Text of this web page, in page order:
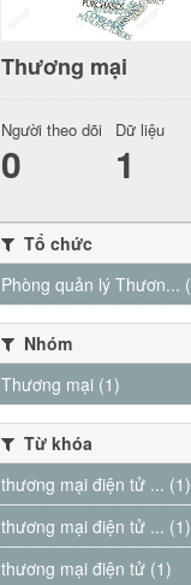
Thương mại
Người theo dõi
0
Dữ liệu
1
Tổ chức
Phòng quản lý Thươn...
Nhóm
Thương mại (1)
Từ khóa
thương mại điện tử ... (1)
thương mại điện tử ... (1)
thương mại điện tử (1)